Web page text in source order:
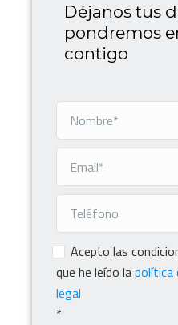
Déjanos tus
pondremos
contigo
Consentimiento*
Acepto las
que he leído lapolítica
legal
*